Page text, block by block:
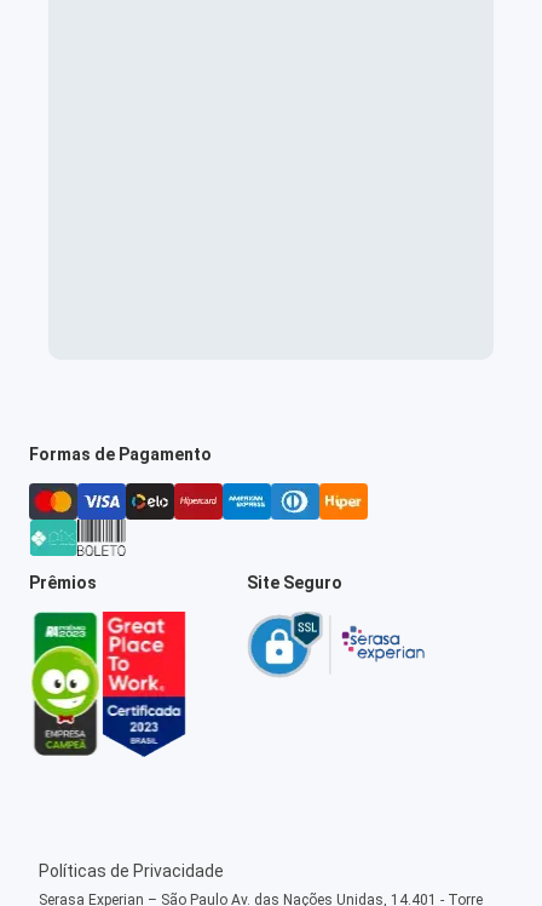
Formas de Pagamento
Prêmios Site Seguro
Políticas de Privacidade
Serasa Experian – São Paulo Av. das Nações Unidas, 14.401 - Torre